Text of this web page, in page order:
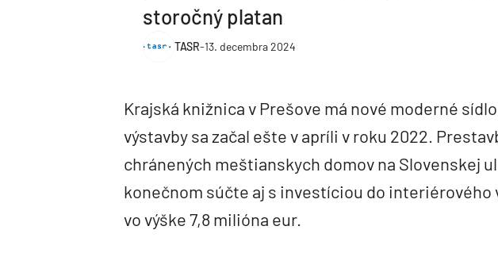
storočný platan
TASR-13. decembra 2024
Krajská knižnica v Prešove má nové moderné
výstavby sa začal ešte v apríli v roku 2022.
chránených meštianskych domov na Slovenskej
konečnom súčte aj s investíciou do interiérového
vo výške 7,8 milióna eur.